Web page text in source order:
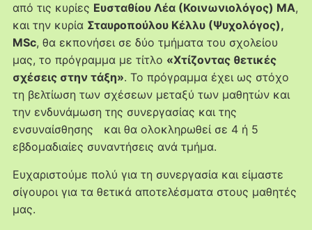
από τις κυρίες Ευσταθίου Λέα (Κοινωνιολόγος) ΜΑ,
και την κυρία Σταυροπούλου Κέλλυ (Ψυχολόγος),
MSc, θα εκπονήσει σε δύο τμήματα του σχολείου
μας, το πρόγραμμα με τίτλο «Χτίζοντας θετικές
σχέσεις στην τάξη». Το πρόγραμμα έχει ως στόχο
τη βελτίωση των σχέσεων μεταξύ των μαθητών και
την ενδυνάμωση της συνεργασίας και της
ενσυναίσθησης και θα ολοκληρωθεί σε 4 ή 5
εβδομαδιαίες συναντήσεις ανά τμήμα.
Ευχαριστούμε πολύ για τη συνεργασία και είμαστε
σίγουροι για τα θετικά αποτελέσματα στους μαθητές
μας.